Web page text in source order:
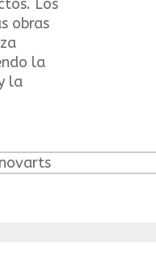
Los
obras
la
la